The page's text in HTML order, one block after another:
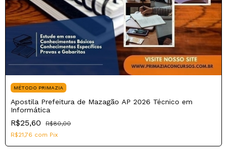
MÉTODO PRIMAZIA
Apostila Prefeitura de Mazagão AP 2026 Técnico em
Informática
R$25,60
R$80,00
R$21,76 com Pix